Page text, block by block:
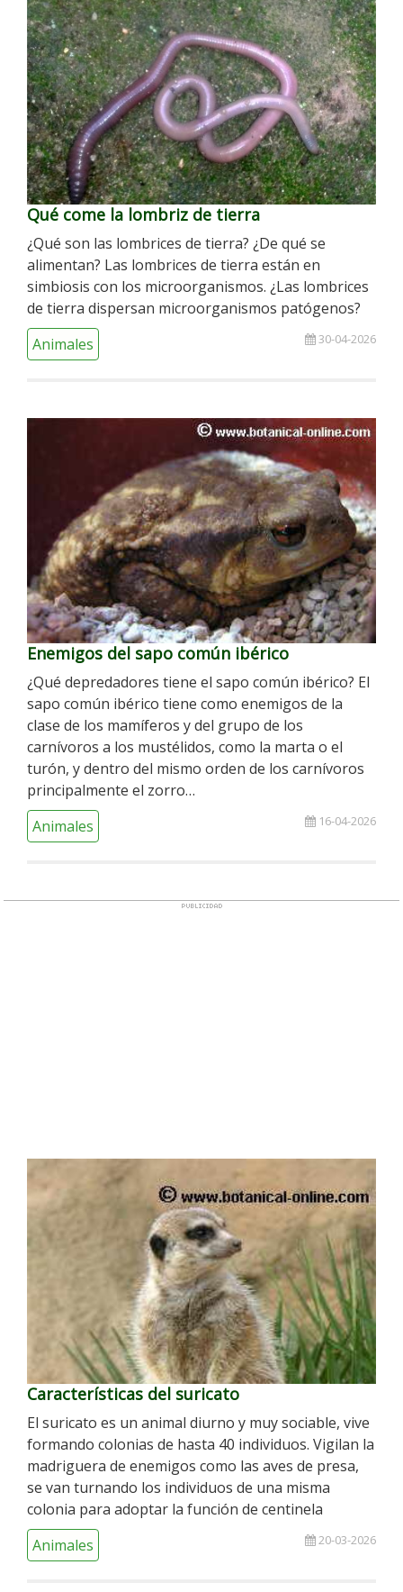
Qué come la lombriz de tierra
¿Qué son las lombrices de tierra? ¿De qué se
alimentan? Las lombrices de tierra están en
simbiosis con los microorganismos. ¿Las lombrices
de tierra dispersan microorganismos patógenos?
30-04-2026
Animales
Enemigos del sapo común ibérico
¿Qué depredadores tiene el sapo común ibérico? El
sapo común ibérico tiene como enemigos de la
clase de los mamíferos y del grupo de los
carnívoros a los mustélidos, como la marta o el
turón, y dentro del mismo orden de los carnívoros
principalmente el zorro…
16-04-2026
Animales
Características del suricato
El suricato es un animal diurno y muy sociable, vive
formando colonias de hasta 40 individuos. Vigilan la
madriguera de enemigos como las aves de presa,
se van turnando los individuos de una misma
colonia para adoptar la función de centinela
20-03-2026
Animales